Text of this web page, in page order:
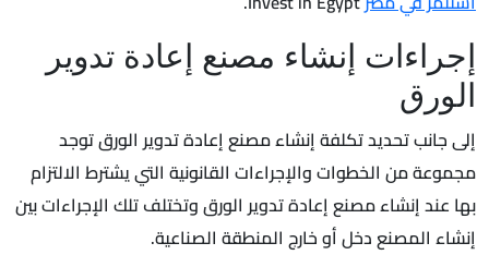
إجراءات إنشاء مصنع إعادة تدوير
الورق
إلى جانب تحديد تكلفة إنشاء مصنع إعادة تدوير الورق توجد
مجموعة من الخطوات والإجراءات القانونية التي يشترط الالتزام
بها عند إنشاء مصنع إعادة تدوير الورق وتختلف تلك الإجراءات بين
إنشاء المصنع دخل أو خارج المنطقة الصناعية.